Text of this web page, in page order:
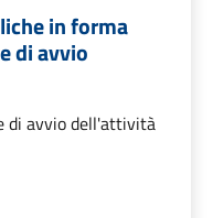
in forma
di avvio
di avvio dell'attività